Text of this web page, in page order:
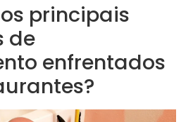
principais
de
enfrentados